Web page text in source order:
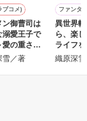
す。
良かったら読ん
ブコメ)
ン御曹司は
溺愛王子で
愛の重さは
？！～
雪／著
ファンタ
異世界
ら、楽
ライフ
い!!
織原深